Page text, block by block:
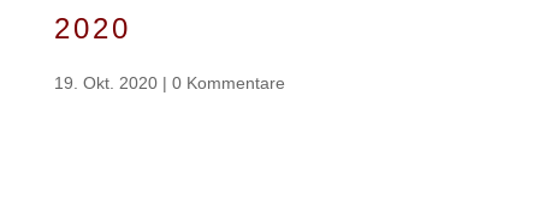
2020
19. Okt. 2020| 0 Kommentare